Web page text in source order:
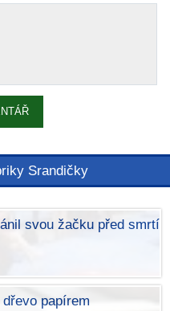
Srandičky
svou žačku před smrtí
papírem